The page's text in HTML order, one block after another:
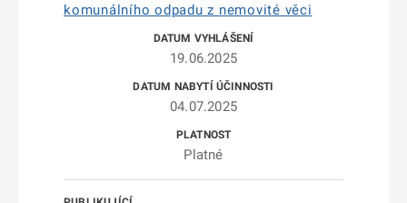
komunálního odpadu z nemovité věci
19.06.2025
04.07.2025
Platné